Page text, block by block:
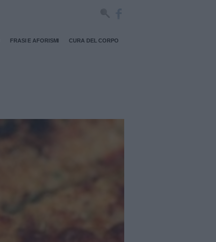
FRASI E AFORISMI CURA DEL CORPO